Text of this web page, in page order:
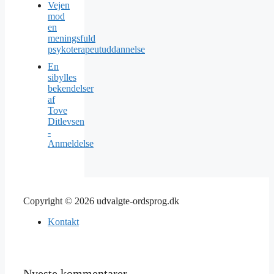
Vejen
mod
en
meningsfuld
psykoterapeutuddannelse
En
sibylles
bekendelser
af
Tove
Ditlevsen
-
Anmeldelse
Copyright © 2026 udvalgte-ordsprog.dk
Kontakt